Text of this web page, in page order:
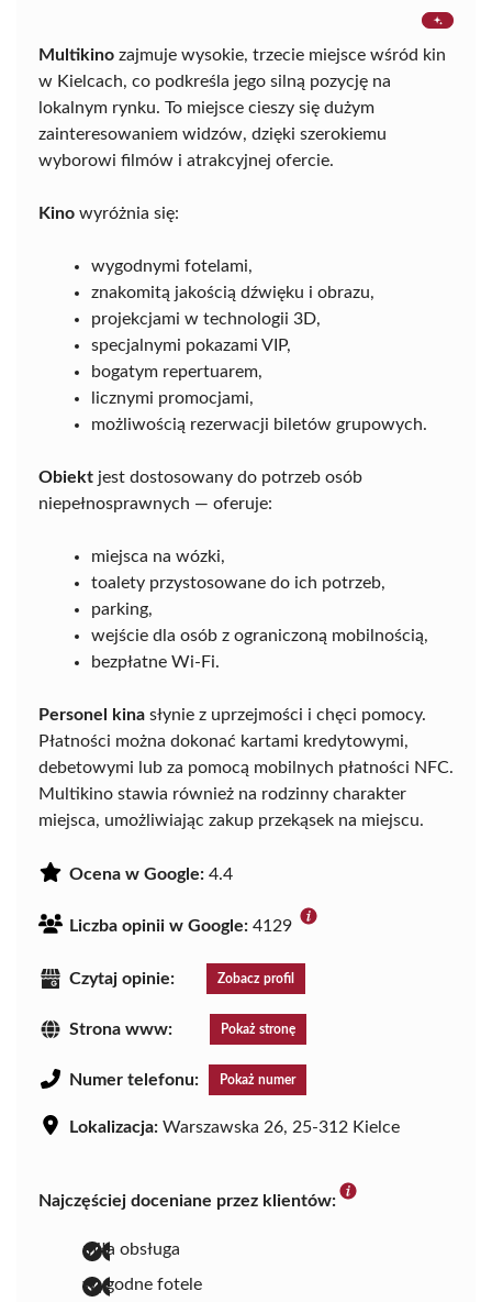
Multikino zajmuje wysokie, trzecie miejsce wśród kin
w Kielcach, co podkreśla jego silną pozycję na
lokalnym rynku. To miejsce cieszy się dużym
zainteresowaniem widzów, dzięki szerokiemu
wyborowi filmów i atrakcyjnej ofercie.
Kino wyróżnia się:
wygodnymi fotelami,
znakomitą jakością dźwięku i obrazu,
projekcjami w technologii 3D,
specjalnymi pokazami VIP,
bogatym repertuarem,
licznymi promocjami,
możliwością rezerwacji biletów grupowych.
Obiekt jest dostosowany do potrzeb osób
niepełnosprawnych — oferuje:
miejsca na wózki,
toalety przystosowane do ich potrzeb,
parking,
wejście dla osób z ograniczoną mobilnością,
bezpłatne Wi-Fi.
Personel kina słynie z uprzejmości i chęci pomocy.
Płatności można dokonać kartami kredytowymi,
debetowymi lub za pomocą mobilnych płatności NFC.
Multikino stawia również na rodzinny charakter
miejsca, umożliwiając zakup przekąsek na miejscu.
Ocena w Google: 4.4
Liczba opinii w Google: 4129
Czytaj opinie: Zobacz profil
Strona www: Pokaż stronę
Numer telefonu: Pokaż numer
Lokalizacja: Warszawska 26, 25-312 Kielce
Najczęściej doceniane przez klientów:
miła obsługa
wygodne fotele